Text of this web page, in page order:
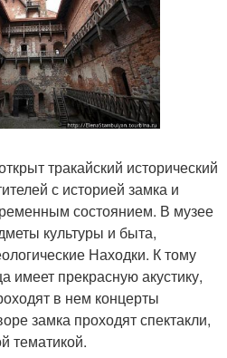
тракайский исторический
с историей замка и
состоянием. В музее
культуры и быта,
Находки. К тому
имеет прекрасную акустику,
в нем концерты
замка проходят спектакли,
тематикой.